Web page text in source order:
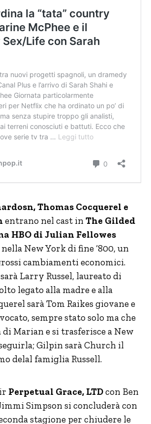
Thomas Cocquerel e
entrano nel cast in The Gilded
HBO di Julian Fellowes
New York di fine ‘800, un
cambiamenti economici.
Larry Russel, laureato di
legato alla madre e alla
sarà Tom Raikes giovane e
sempre stato solo ma che
Marian e si trasferisce a New
Gilpin sarà Church il
delal famiglia Russell.
Perpetual Grace, LTDcon Ben
Simpson si concluderà con
stagione per chiudere le